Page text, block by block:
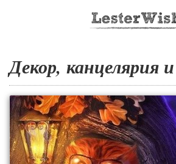
Декор, канцелярия